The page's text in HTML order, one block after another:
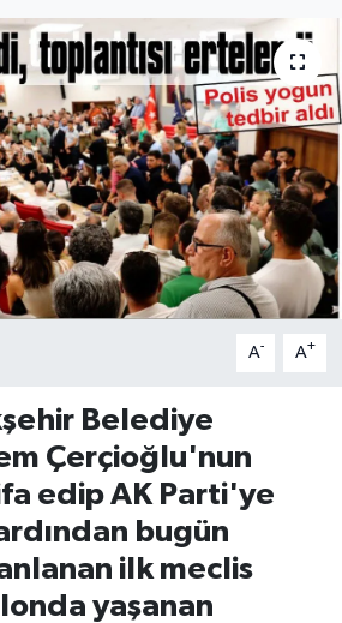
A- A+
Belediye
Çerçioğlu'nun
edip AK Parti'ye
bugün
ilk meclis
yaşanan